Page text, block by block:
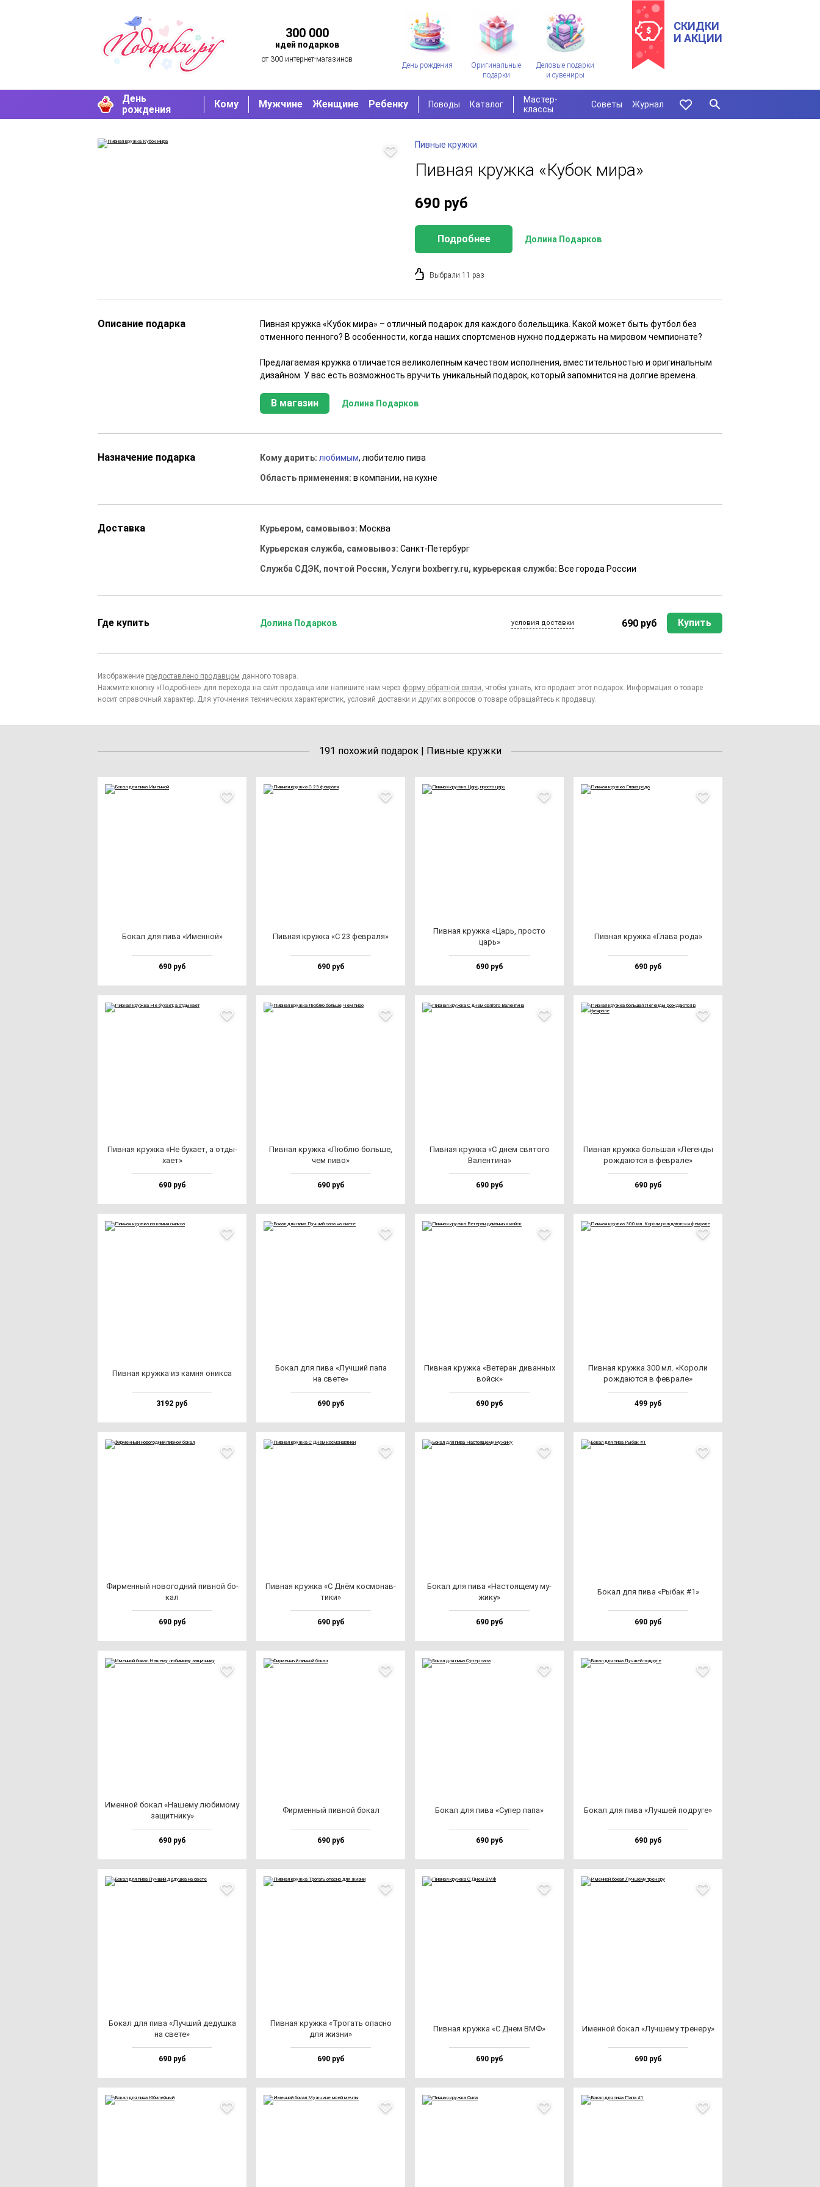
300 000
идей подарков
от 300 интернет-магазинов
День рождения
Оригинальные
подарки
Деловые подарки
и сувениры
СКИДКИ
И АКЦИИ
День
рождения
Кому Мужчине Женщине Ребенку Поводы Каталог
Мастер-
классы
Советы Журнал
Пивные кружки
Пивная кружка «Кубок мира»
690 руб
Подробнее Долина Подарков
Выбрали 11 раз
Описание подарка
Пивная кружка «Кубок мира» – отличный подарок для каждого болельщика. Какой может быть футбол без
отменного пенного? В особенности, когда наших спортсменов нужно поддержать на мировом чемпионате?
Предлагаемая кружка отличается великолепным качеством исполнения, вместительностью и оригинальным
дизайном. У вас есть возможность вручить уникальный подарок, который запомнится на долгие времена.
В магазин Долина Подарков
Назначение подарка Кому дарить:любимым, любителю пива
Область применения:в компании, на кухне
Доставка Курьером, самовывоз: Москва
Курьерская служба, самовывоз:Санкт-Петербург
Служба СДЭК, почтой России, Услуги boxberry.ru, курьерская служба: Все города России
Где купить Долина Подарков условия доставки 690 руб Купить
Изображение предоставлено продавцом данного товара.
Нажмите кнопку «Подробнее» для перехода на сайт продавца или напишите нам через форму обратной связи, чтобы узнать, кто продает этот подарок. Информация о товаре
носит справочный характер. Для уточнения технических характеристик, условий доставки и других вопросов о товаре обращайтесь к продавцу.
191 похожий подарок | Пивные кружки
Бокал для пи­ва «Имен­ной»
690 руб
Пив­ная круж­ка «С 23 фев­ра­ля»
690 руб
Пив­ная круж­ка «Царь, прос­то
царь»
690 руб
Пив­ная круж­ка «Гла­ва ро­да»
690 руб
Пив­ная круж­ка «Не бу­ха­ет, а от­ды­
ха­ет»
690 руб
Пив­ная круж­ка «Люб­лю боль­ше,
чем пи­во»
690 руб
Пив­ная круж­ка «С днем свя­то­го
Вален­ти­на»
690 руб
Пив­ная круж­ка боль­шая «Леген­ды
рож­да­ют­ся в фев­ра­ле»
690 руб
Пив­ная круж­ка из кам­ня оник­са
3192 руб
Бокал для пи­ва «Луч­ший па­па
на све­те»
690 руб
Пив­ная круж­ка «Вете­ран ди­ван­ных
вой­ск»
690 руб
Пив­ная круж­ка 300 мл. «Коро­ли
рож­да­ют­ся в фев­ра­ле»
499 руб
Фир­мен­ный но­во­год­ний пив­ной бо­
кал
690 руб
Пив­ная круж­ка «С Днём кос­мо­нав­
ти­ки»
690 руб
Бокал для пи­ва «Нас­то­яще­му му­
жи­ку»
690 руб
Бокал для пи­ва «Рыбак #1»
690 руб
Имен­ной бо­кал «Наше­му лю­би­мо­му
за­щит­ни­ку»
690 руб
Фир­мен­ный пив­ной бо­кал
690 руб
Бокал для пи­ва «Супер па­па»
690 руб
Бокал для пи­ва «Луч­шей под­ру­ге»
690 руб
Бокал для пи­ва «Луч­ший де­душ­ка
на све­те»
690 руб
Пив­ная круж­ка «Тро­гать опас­но
для жиз­ни»
690 руб
Пив­ная круж­ка «С Днем ВМФ»
690 руб
Имен­ной бо­кал «Луч­ше­му тре­не­ру»
690 руб